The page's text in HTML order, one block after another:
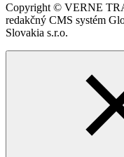
Copyright © VERNE
redakčný CMS systém
Slovakia s.r.o.